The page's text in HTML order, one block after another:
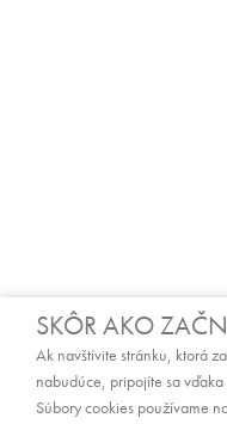
SKÔR AKO
Ak navštívite stránku, ktorá
nabudúce, pripojíte sa
Súbory cookies používame